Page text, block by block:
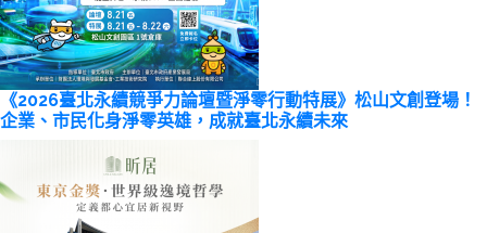
《2026臺北永續競爭力論壇暨淨零行動特展》松山文創登場！
企業、市民化身淨零英雄，成就臺北永續未來